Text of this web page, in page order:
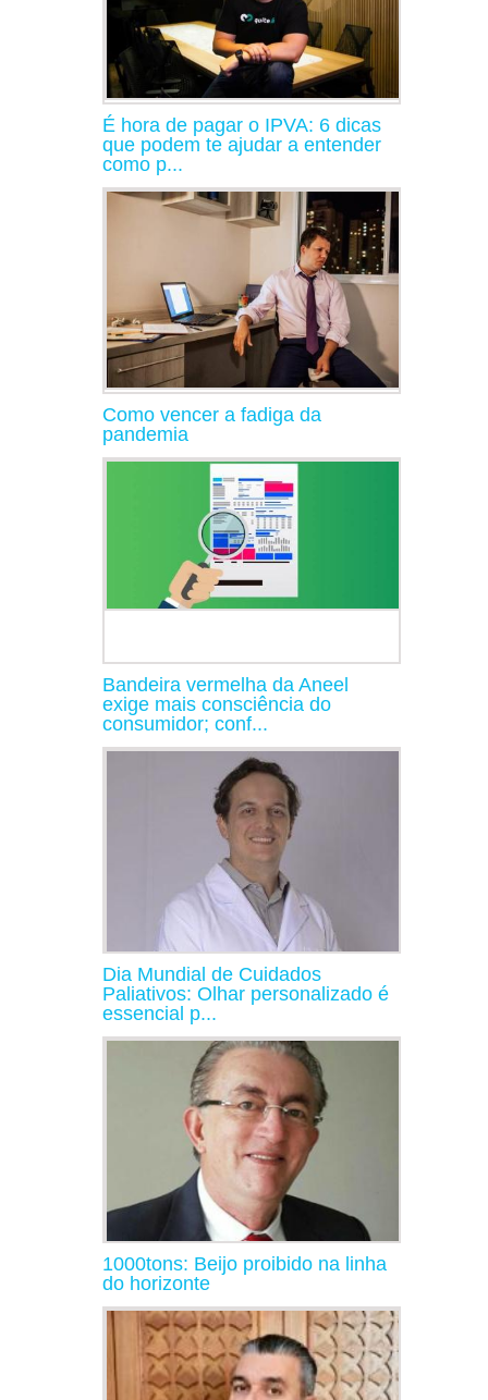
É hora de pagar o IPVA: 6 dicas
que podem te ajudar a entender
como p...
Como vencer a fadiga da
pandemia
Bandeira vermelha da Aneel
exige mais consciência do
consumidor; conf...
Dia Mundial de Cuidados
Paliativos: Olhar personalizado é
essencial p...
1000tons: Beijo proibido na linha
do horizonte